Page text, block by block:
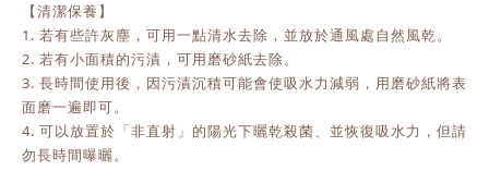
【清潔保養】
1. 若有些許灰塵，可用一點清水去除，並放於通風處自然風乾。
2. 若有小面積的污漬，可用磨砂紙去除。
3. 長時間使用後，因污漬沉積可能會使吸水力減弱，用磨砂紙將表
面磨一遍即可。
4. 可以放置於「非直射」的陽光下曬乾殺菌、並恢復吸水力，但請
勿長時間曝曬。